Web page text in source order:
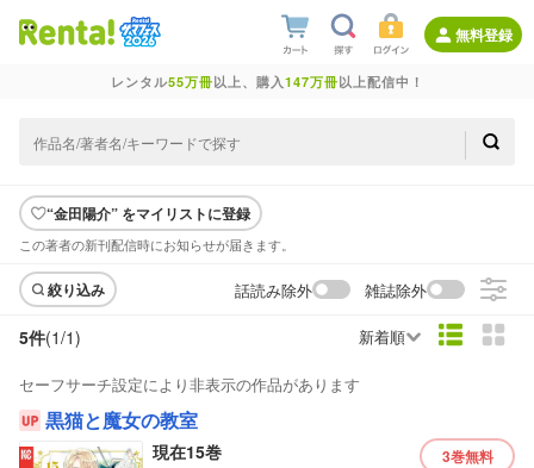
無料登録
レンタル55万冊以上、購入147万冊以上配信中！
“金田陽介” をマイリストに登録
この著者の新刊配信時にお知らせが届きます。
絞り込み 話読み除外 雑誌除外
5件(1/1) 新着順
セーフサーチ設定により非表示の作品があります
黒猫と魔女の教室
現在15巻 3巻無料